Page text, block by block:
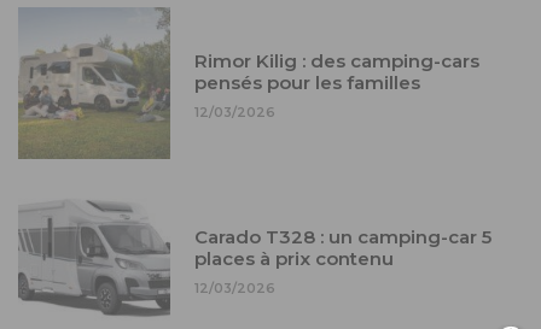
Rimor Kilig : des camping-cars
pensés pour les familles
12/03/2026
Carado T328 : un camping-car 5
places à prix contenu
12/03/2026